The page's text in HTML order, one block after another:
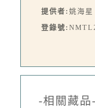
提供者: 姚海星
登錄號:
-相關藏品-